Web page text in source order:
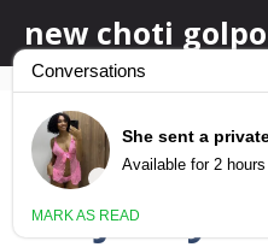
to
content
new choti golpo
Kajer
Kajtheya